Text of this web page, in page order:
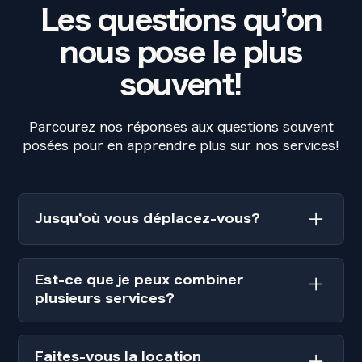
Les questions qu’on
nous pose le plus
souvent!
Parcourez nos réponses aux questions souvent
posées pour en apprendre plus sur nos services!
Jusqu’où vous déplacez-vous?
Nous nous déplaçons partout dans la grande
région de Montréal, y compris sur la Rive-
Nord, la Rive-Sud et à Laval. Nous nous
déplaçons également plus loin pour les
événements de grande envergure!
Est-ce que je peux combiner
plusieurs services?
Bien-sûr! Nos services sont 100%
personnalisables! Vous pouvez combiner
Faites-vous la location